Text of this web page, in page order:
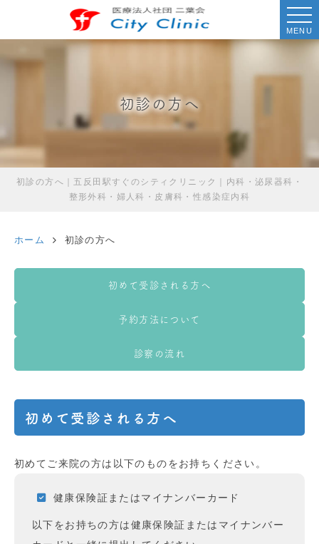
MENU
初診の方へ
初診の方へ｜五反田駅すぐのシティクリニック｜内科・泌尿器科・
整形外科・婦人科・皮膚科・性感染症内科
ホーム 初診の方へ
初めて受診される方へ
予約方法について
診察の流れ
初めて受診される方へ
初めてご来院の方は以下のものをお持ちください。
健康保険証またはマイナンバーカード
以下をお持ちの方は健康保険証またはマイナンバー